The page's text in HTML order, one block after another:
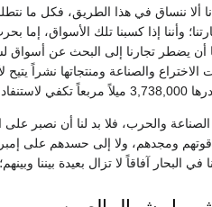
ألا ننساق في هذا الطريق، فكل ما
وأننا إذا كسبنا تلك الأسواق،
أن يضطر تجارنا إلى البحث عن أسواق
والصناعة ومنتجاتها نشراً
الإنتاج.
الصناعة والحرب، فلا بد لنا أن نصبر
ومجدهم، ولا إلى حسدهم على
البحار آفاقاً لا تزال بعيدة بيننا